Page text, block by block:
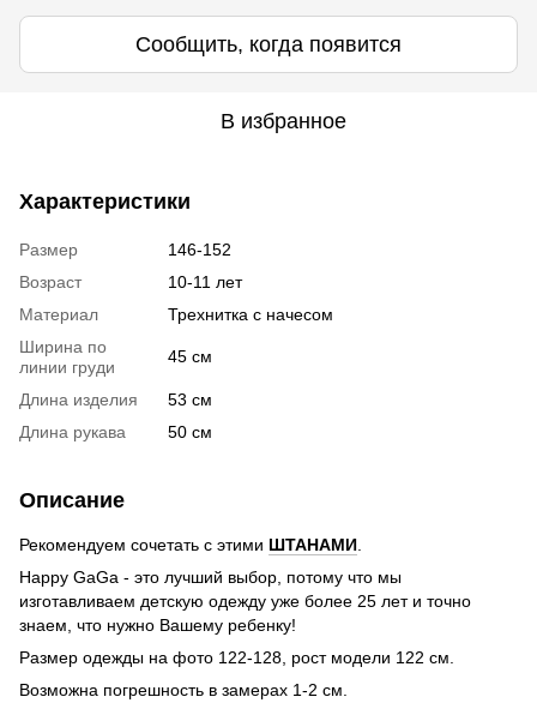
Сообщить, когда появится
В избранное
Характеристики
Размер
146-152
Возраст
10-11 лет
Материал
Трехнитка с начесом
Ширина по
линии груди
45 см
Длина изделия
53 см
Длина рукава
50 см
Описание
Рекомендуем сочетать с этими ШТАНАМИ.
Happy GaGa - это лучший выбор, потому что мы
изготавливаем детскую одежду уже более 25 лет и точно
знаем, что нужно Вашему ребенку!
Размер одежды на фото 122-128, рост модели 122 см.
Возможна погрешность в замерах 1-2 см.